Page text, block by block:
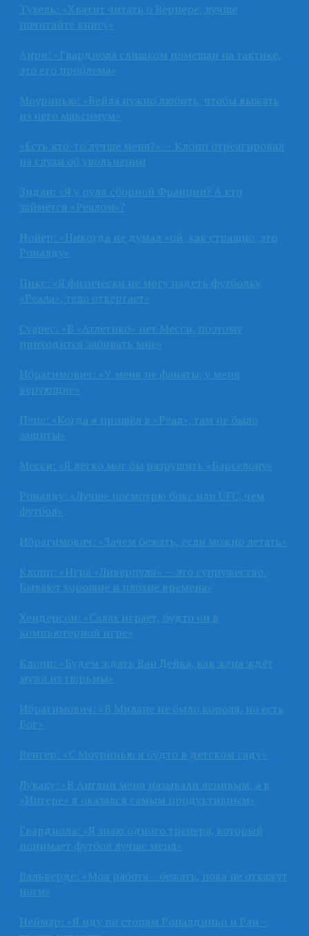
Тухель: «Хватит читать о Вернере, лучше
почитайте книгу»
Анри: «Гвардиола слишком помешан на тактике,
это его проблема»
Моуринью: «Бейла нужно любить, чтобы выжать
из него максимум»
«Есть кто-то лучше меня?» — Клопп отреагировал
на слухи об увольнении
Зидан: «Я у руля сборной Франции? А кто
займётся «Реалом»?
Нойер: «Никогда не думал «ой, как страшно, это
Роналду»
Пике: «Я физически не могу надеть футболку
«Реала», тело отвергает»
Суарес: «В «Атлетико» нет Месси, поэтому
приходится забивать мне»
Ибрагимович: «У меня не фанаты, у меня
верующие»
Пепе: «Когда я пришёл в «Реал», там не было
защиты»
Месси: «Я легко мог бы разрушить «Барселону»
Роналду: «Лучше посмотрю бокс или UFC, чем
футбол»
Ибрагимович: «Зачем бежать, если можно летать»
Клопп: «Игра «Ливерпуля» — это супружество.
Бывают хорошие и плохие времена»
Хендерсон: «Салах играет, будто он в
компьютерной игре»
Клопп: «Будем ждать Ван Дейка, как жена ждёт
мужа из тюрьмы»
Ибрагимович: «В Милане не было короля, но есть
Бог»
Венгер: «С Моуринью я будто в детском саду»
Лукаку: «В Англии меня называли ленивым, а в
«Интере» я оказался самым продуктивным»
Гвардиола: «Я знаю одного тренера, который
понимает футбол лучше меня»
Вальверде: «Моя работа – бежать, пока не откажут
ноги»
Неймар: «Я иду по стопам Роналдиньо и Раи –